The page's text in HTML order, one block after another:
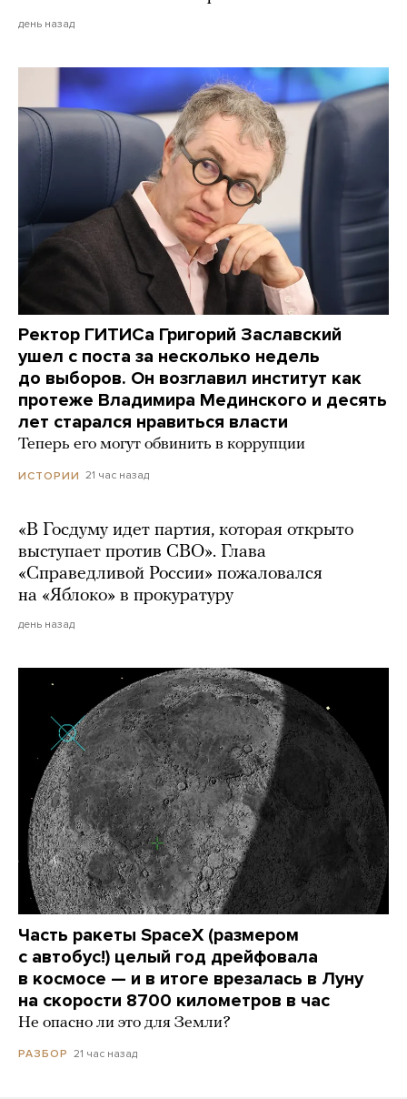
день назад
Ректор ГИТИСа Григорий Заславский
ушел с поста за несколько недель
до выборов. Он возглавил институт как
протеже Владимира Мединского и десять
лет старался нравиться власти
Теперь его могут обвинить в коррупции
ИСТОРИИ 21 час назад
«В Госдуму идет партия, которая открыто
выступает против СВО». Глава
«Справедливой России» пожаловался
на «Яблоко» в прокуратуру
день назад
Часть ракеты SpaceX (размером
с автобус!) целый год дрейфовала
в космосе — и в итоге врезалась в Луну
на скорости 8700 километров в час
Не опасно ли это для Земли?
РАЗБОР 21 час назад